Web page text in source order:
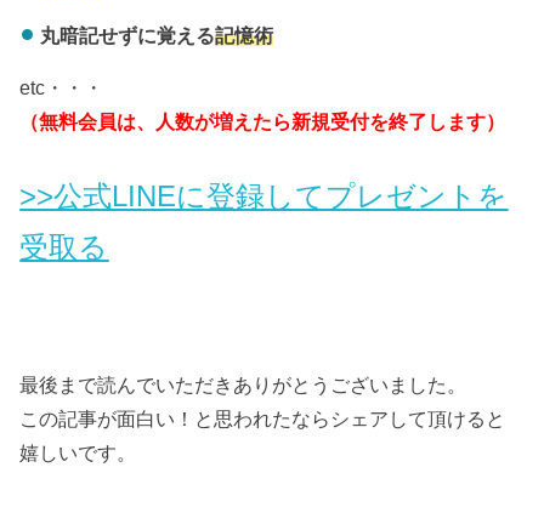
丸暗記せずに覚える記憶術
etc・・・
（無料会員は、人数が増えたら新規受付を終了します）
>>公式LINEに登録してプレゼントを
受取る
最後まで読んでいただきありがとうございました。
この記事が面白い！と思われたならシェアして頂けると
嬉しいです。